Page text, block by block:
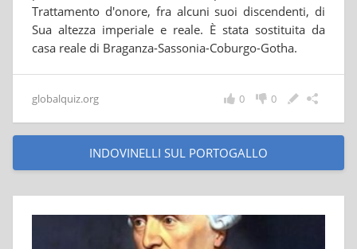
Trattamento d'onore, fra alcuni suoi discendenti, di
Sua altezza imperiale e reale. È stata sostituita da
casa reale di Braganza-Sassonia-Coburgo-Gotha.
globalquiz.org 0
0
INDOVINELLI SUL PORTOGALLO